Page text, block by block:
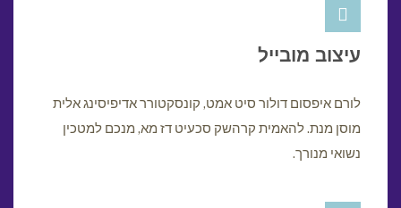
עיצוב מובייל
לורם איפסום דולור סיט אמט, קונסקטורר אדיפיסינג אלית
מוסן מנת. להאמית קרהשק סכעיט דז מא, מנכם למטכין
נשואי מנורך.